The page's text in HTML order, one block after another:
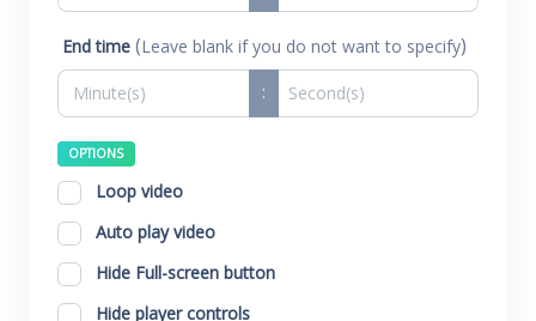
End time (Leave blank if you do not want to specify)
:
OPTIONS
Loop video
Auto play video
Hide Full-screen button
Hide player controls